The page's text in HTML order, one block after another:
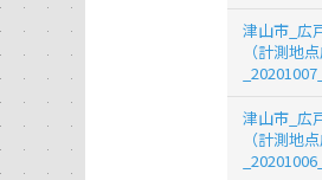
津山市_広
（計測地
津山市_広
（計測地